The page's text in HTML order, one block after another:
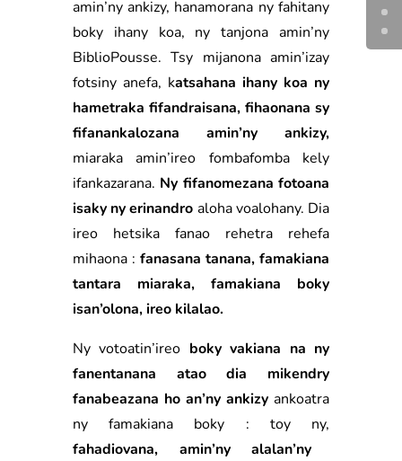
amin’ny ankizy, hanamorana ny fahitany
boky ihany koa, ny tanjona amin’ny
BiblioPousse. Tsy mijanona amin’izay
fotsiny anefa, katsahana ihany koa ny
hametraka fifandraisana, fihaonana sy
fifanankalozana amin’ny ankizy,
miaraka amin’ireo fombafomba kely
ifankazarana. Ny fifanomezana fotoana
isaky ny erinandro aloha voalohany. Dia
ireo hetsika fanao rehetra rehefa
mihaona : fanasana tanana, famakiana
tantara miaraka, famakiana boky
isan’olona, ireo kilalao.
Ny votoatin’ireo boky vakiana na ny
fanentanana atao dia mikendry
fanabeazana ho an’ny ankizy ankoatra
ny famakiana boky : toy ny,
fahadiovana, amin’ny alalan’ny